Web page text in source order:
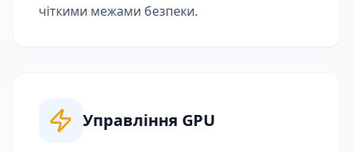
чіткими межами безпеки.
Управління GPU